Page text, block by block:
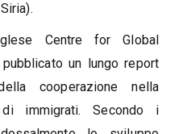
Centre for Global
un lungo report
cooperazione nella
immigrati. Secondo i